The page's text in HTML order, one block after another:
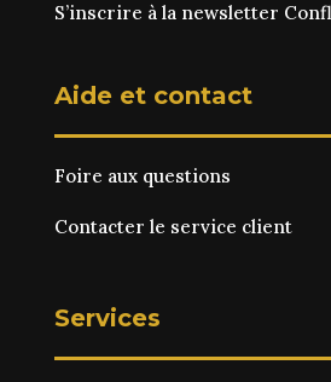
S’inscrire à la newsletter
Aide et contact
Foire aux questions
Contacter le service client
Services